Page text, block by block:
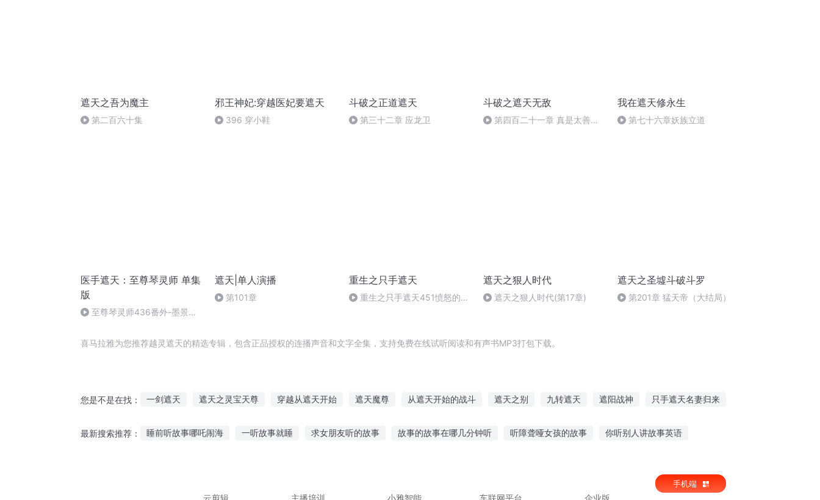
遮天之吾为魔主
第二百六十集
邪王神妃:穿越医妃要遮天
396 穿小鞋
斗破之正道遮天
第三十二章 应龙卫
斗破之遮天无敌
第四百二十一章 真是太善良
我在遮天修永生
第七十六章妖族立道
医手遮天：至尊琴灵师 单集
版
至尊琴灵师436番外-墨景瑞
遮天|单人演播
第101章
重生之只手遮天
重生之只手遮天451愤怒的叶
遮天之狠人时代
遮天之狠人时代(第17章)
遮天之圣墟斗破斗罗
第201章 猛天帝（大结局）
喜马拉雅为您推荐越灵遮天的精选专辑，包含正品授权的连播声音和文字全集，支持免费在线试听阅读和有声书MP3打包下载。
您是不是在找： 一剑遮天 遮天之灵宝天尊 穿越从遮天开始 遮天魔尊 从遮天开始的战斗 遮天之别 九转遮天 遮阳战神 只手遮天名妻归来
最新搜索推荐： 睡前听故事哪吒闹海 一听故事就睡 求女朋友听的故事 故事的故事在哪几分钟听 听障聋哑女孩的故事 你听别人讲故事英语
云剪辑
主播培训 小雅智能 车联网平台 企业版
手机端